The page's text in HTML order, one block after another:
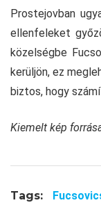
Prostejovban
ellenfeleket
közelségbe
kerüljön, ez
biztos, hogy
Kiemelt kép
Tags: